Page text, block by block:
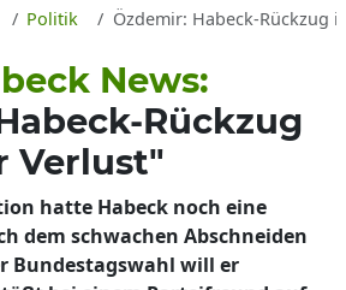
Politik Özdemir: Habeck-Rückzug
News:
Rückzug
Verlust"
hatte Habeck noch eine
dem schwachen Abschneiden
Bundestagswahl will er